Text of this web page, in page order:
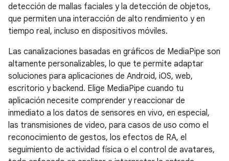
detección de mallas faciales y la detección de objetos,
que permiten una interacción de alto rendimiento y en
tiempo real, incluso en dispositivos móviles.
Las canalizaciones basadas en gráficos de MediaPipe son
altamente personalizables, lo que te permite adaptar
soluciones para aplicaciones de Android, iOS, web,
escritorio y backend. Elige MediaPipe cuando tu
aplicación necesite comprender y reaccionar de
inmediato a los datos de sensores en vivo, en especial,
las transmisiones de video, para casos de uso como el
reconocimiento de gestos, los efectos de RA, el
seguimiento de actividad física o el control de avatares,